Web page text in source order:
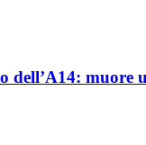
dell’A14: muore